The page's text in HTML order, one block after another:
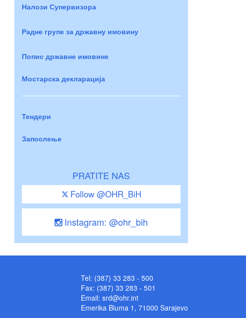
Налози Супервизора
Радне групе за државну имовину
Попис државне имовине
Мостарска декларација
Тендери
Запослење
PRATITE NAS
Follow @OHR_BiH
Instagram: @ohr_bih
Tel: (387) 33 283 - 500
Fax: (387) 33 283 - 501
Email: srd@ohr.int
Emerika Bluma 1, 71000 Sarajevo